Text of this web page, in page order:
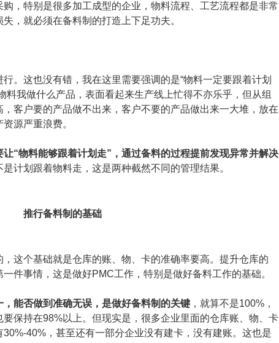
，特别是很多加工成型的企业，物料流程、工艺流程都是非常
，就必须在备料制的打造上下足功夫。
。这也没有错，我在这里需要强调的是“物料一定要跟着计划
料我做什么产品，表面看起来生产线上忙得不亦乐乎，但从组
客户要的产品做不出来，客户不要的产品做出来一大堆，放在
源严重浪费。
“物料能够跟着计划走”，通过备料的过程提前发现异常并解决
是计划跟着物料走，这是两种截然不同的管理结果。
推行备料制的基础
这个基础就是仓库的账、物、卡的准确率要高。提升仓库的
件事情，这是做好PMC工作，特别是做好备料工作的基础。
能否做到准确无误，是做好备料制的关键 ，就算不是100%，
保持在98%以上。但现实是，很多企业里面的仓库账、物、卡
40%，甚至还有一部分企业没有建卡，没有建账。这也是